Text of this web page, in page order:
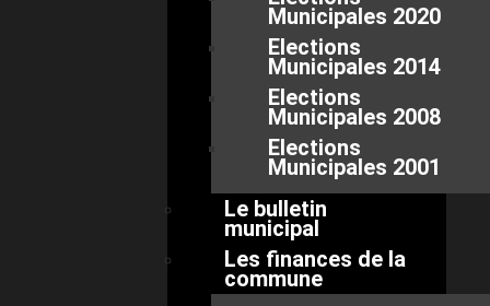
Municipales 2020
Elections
Municipales 2014
Elections
Municipales 2008
Elections
Municipales 2001
Le bulletin
municipal
Les finances de la
commune